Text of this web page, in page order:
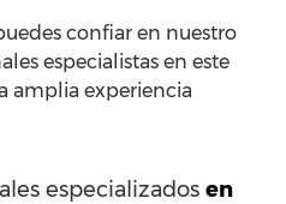
confiar en nuestro
especialistas en este
amplia experiencia
especializados en